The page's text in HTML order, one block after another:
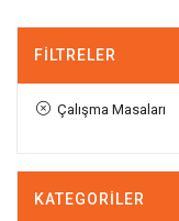
FILTRELER
Çalışma Masaları
KATEGORILER